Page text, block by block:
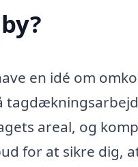
en idé om
areal, og
for at sikre dig,